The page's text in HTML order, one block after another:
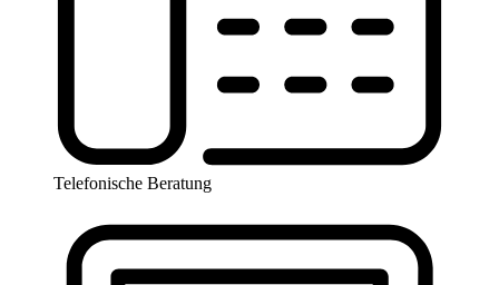
Telefonische Beratung